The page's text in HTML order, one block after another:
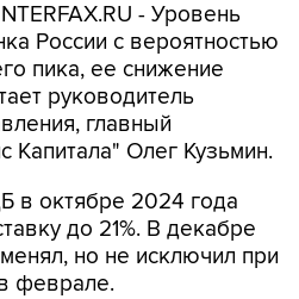
- Уровень
России с вероятностью
пика, ее снижение
руководитель
главный
Капитала" Олег Кузьмин.
в октябре 2024 года
до 21%. В декабре
но не исключил при
феврале.